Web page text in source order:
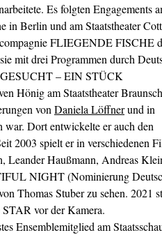
Es folgten Engagements
in Berlin und am Staatstheater
FLIEGENDE FISCHE
mit drei Programmen durch
– EIN STÜCK
Hönig am Staatstheater
von Daniela Löffnerund in
war. Dort entwickelte er auch den
2003 spielt er in verschiedenen
Leander Haußmann, Andreas
NIGHT (Nominierung
Thomas Stuber zu sehen. 2021
vor der Kamera.
Ensemblemitglied am